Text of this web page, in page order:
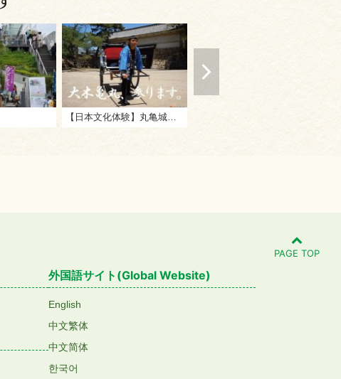
PAGE TOP
外国語サイト(Global Website)
English
中文繁体
中文简体
한국어